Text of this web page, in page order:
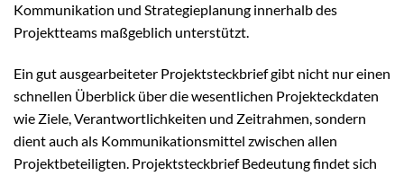
Kommunikation und Strategieplanung innerhalb des
Projektteams maßgeblich unterstützt.
Ein gut ausgearbeiteter Projektsteckbrief gibt nicht nur einen
schnellen Überblick über die wesentlichen Projekteckdaten
wie Ziele, Verantwortlichkeiten und Zeitrahmen, sondern
dient auch als Kommunikationsmittel zwischen allen
Projektbeteiligten. Projektsteckbrief Bedeutung findet sich